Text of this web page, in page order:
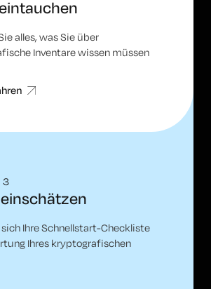
alles, was Sie über
Inventare wissen müssen
3
sich Ihre Schnellstart-Checkliste
Ihres kryptografischen